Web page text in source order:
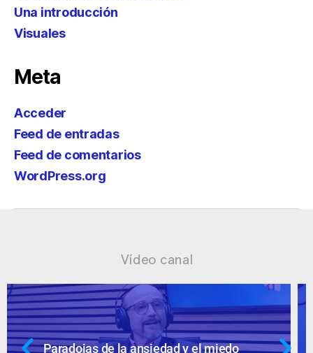
Una introducción
Visuales
Meta
Acceder
Feed de entradas
Feed de comentarios
WordPress.org
Vídeo canal
Ansiedad: supuestos cuestionables